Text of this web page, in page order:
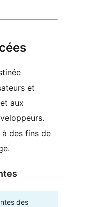
et
aux
des fins de
des